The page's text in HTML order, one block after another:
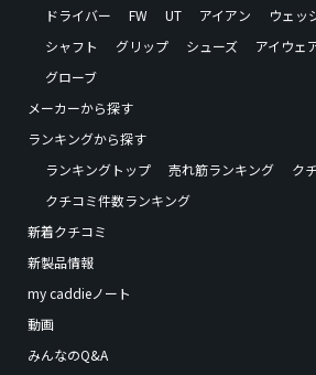
ドライバー
FW UT アイアン ウェッ
シャフト
グリップ シューズ アイウェ
グローブ
メーカーから探す
ランキングから探す
ランキングトップ
売れ筋ランキング
ク
クチコミ件数ランキング
新着クチコミ
新製品情報
my caddieノート
動画
みんなのQ&A